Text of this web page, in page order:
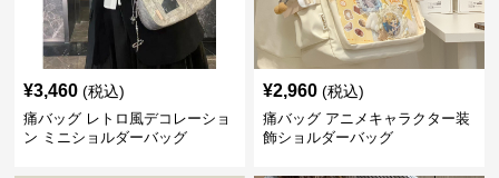
¥3,460 (税込)
痛バッグ レトロ風デコレーショ
ン ミニショルダーバッグ
¥2,960 (税込)
痛バッグ アニメキャラクター装
飾ショルダーバッグ